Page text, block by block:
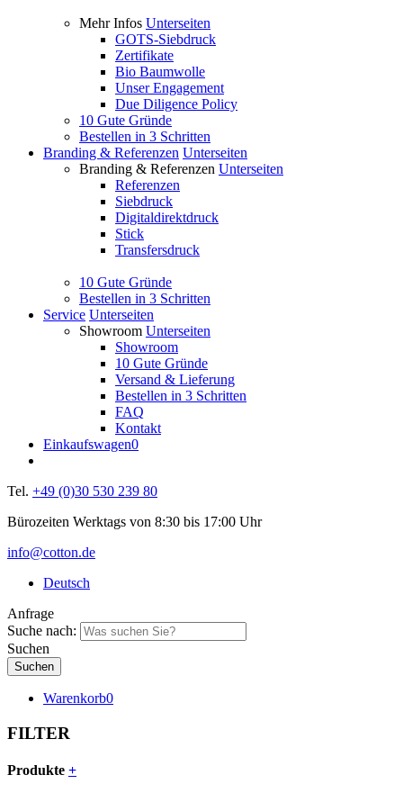
Mehr Infos Unterseiten
GOTS-Siebdruck
Zertifikate
Bio Baumwolle
Unser Engagement
Due Diligence Policy
10 Gute Gründe
Bestellen in 3 Schritten
Branding & Referenzen Unterseiten
Branding & Referenzen Unterseiten
Referenzen
Siebdruck
Digitaldirektdruck
Stick
Transfersdruck
10 Gute Gründe
Bestellen in 3 Schritten
Service Unterseiten
Showroom Unterseiten
Showroom
10 Gute Gründe
Versand & Lieferung
Bestellen in 3 Schritten
FAQ
Kontakt
Einkaufswagen0
Tel. +49 (0)30 530 239 80
Bürozeiten Werktags von 8:30 bis 17:00 Uhr
info@cotton.de
Deutsch
Anfrage
Suche nach:
Suchen
Warenkorb0
FILTER
Produkte +